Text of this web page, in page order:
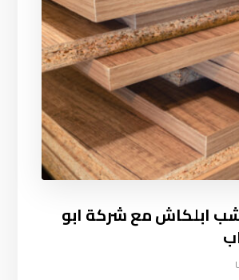
ابلكاش مع شركة ابو